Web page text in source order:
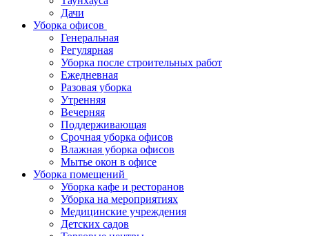
Дачи
Уборка офисов
Генеральная
Регулярная
Уборка после строительных работ
Ежедневная
Разовая уборка
Утренняя
Вечерняя
Поддерживающая
Срочная уборка офисов
Влажная уборка офисов
Мытье окон в офисе
Уборка помещений
Уборка кафе и ресторанов
Уборка на мероприятиях
Медицинские учреждения
Детских садов